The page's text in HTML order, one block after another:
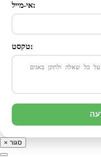
אי-מייל:
טקסט:
× סגור